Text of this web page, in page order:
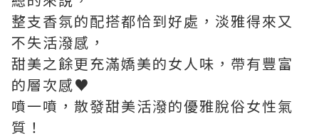
整支香氛的配搭都恰到好處，淡雅得來又
不失活潑感，
甜美之餘更充滿嬌美的女人味，帶有豐富
的層次感♥
噴一噴，散發甜美活潑的優雅脫俗女性氣
質！